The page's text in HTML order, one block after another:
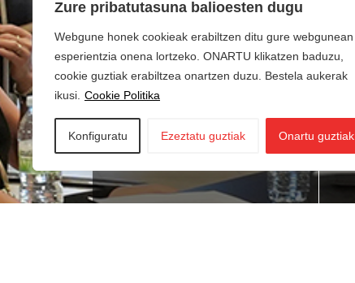
Zure pribatutasuna balioesten dugu
Webgune honek cookieak erabiltzen ditu gure webgunean
esperientzia onena lortzeko. ONARTU klikatzen baduzu,
cookie guztiak erabiltzea onartzen duzu. Bestela aukerak
ikusi. Cookie Politika
Konfiguratu Ezeztatu guztiak Onartu guztiak